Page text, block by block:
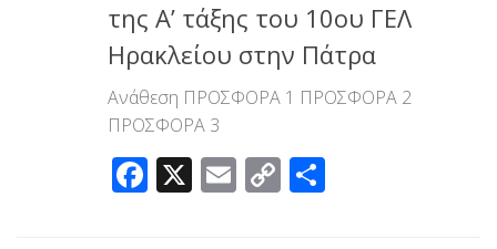
της A’ τάξης του 10ου ΓΕΛ
Ηρακλείου στην Πάτρα
Ανάθεση ΠΡΟΣΦΟΡΑ 1 ΠΡΟΣΦΟΡΑ 2
ΠΡΟΣΦΟΡΑ 3
Facebook
X Email
Copy